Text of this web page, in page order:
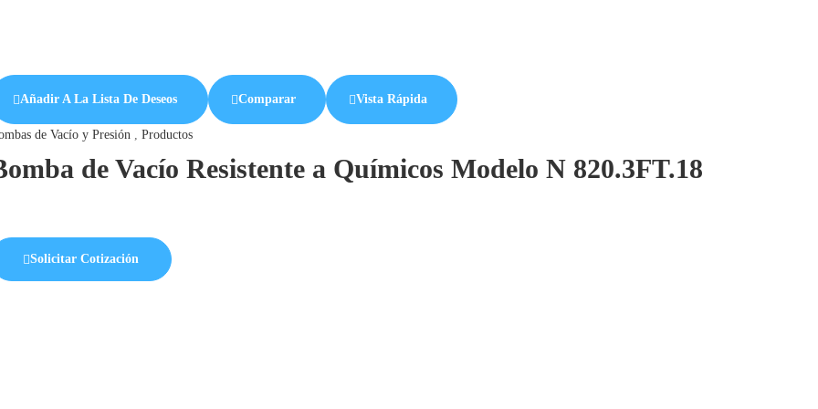
Añadir A La Lista De Deseos Comparar Vista Rápida
de Vacío y Presión, Productos
de Vacío Resistente a Químicos Modelo N 820.3FT.18
Solicitar Cotización